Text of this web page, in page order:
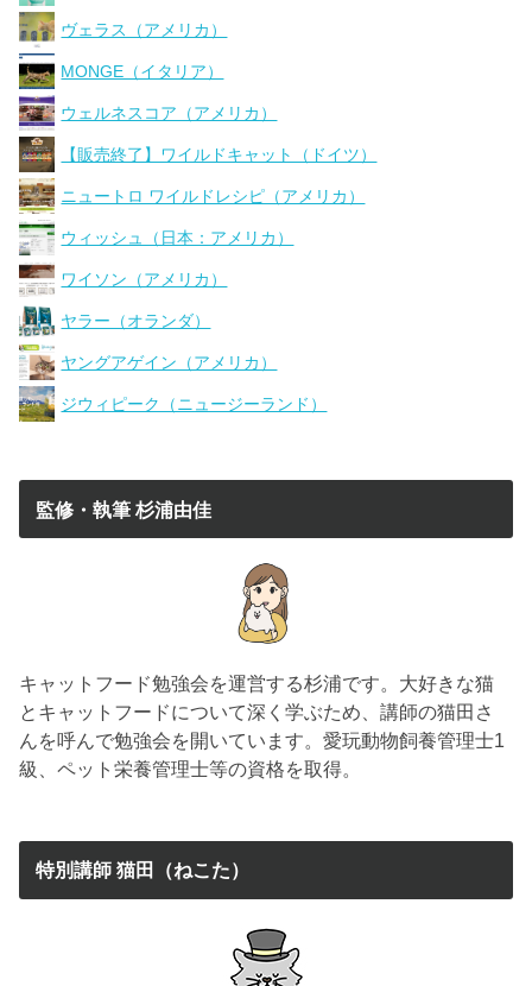
ヴェラス（アメリカ）
MONGE（イタリア）
ウェルネスコア（アメリカ）
【販売終了】ワイルドキャット（ドイツ）
ニュートロ ワイルドレシピ（アメリカ）
ウィッシュ（日本：アメリカ）
ワイソン（アメリカ）
ヤラー（オランダ）
ヤングアゲイン（アメリカ）
ジウィピーク（ニュージーランド）
監修・執筆 杉浦由佳
キャットフード勉強会を運営する杉浦です。大好きな猫
とキャットフードについて深く学ぶため、講師の猫田さ
んを呼んで勉強会を開いています。愛玩動物飼養管理士1
級、ペット栄養管理士等の資格を取得。
特別講師 猫田（ねこた）